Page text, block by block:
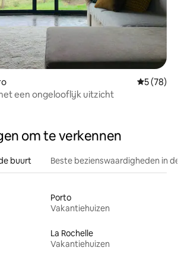
5 (78)
een ongelooflijk uitzicht
om te verkennen
buurt Beste bezienswaardigheden in
Porto
Vakantiehuizen
La Rochelle
Vakantiehuizen